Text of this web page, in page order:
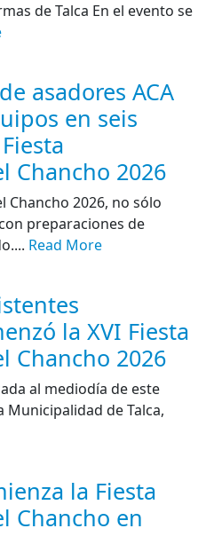
de Talca En el evento se
asadores ACA
en seis
Chancho 2026
Chancho 2026, no sólo
preparaciones de
Read More
la XVI Fiesta
Chancho 2026
al mediodía de este
Municipalidad de Talca,
la Fiesta
Chancho en